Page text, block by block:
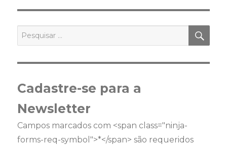
por:
Cadastre-se para a
Newsletter
Campos marcados com <span class="ninja-
forms-req-symbol">*</span> são requeridos